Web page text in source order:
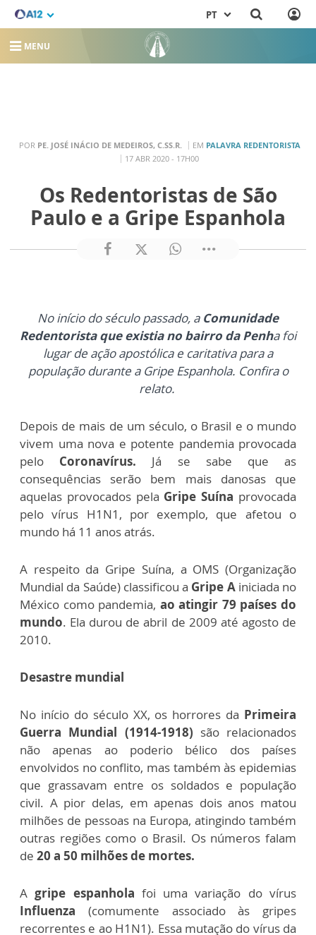
PT
MENU
POR PE. JOSÉ INÁCIO DE MEDEIROS, C.SS.R. EM PALAVRA REDENTORISTA
17 ABR 2020 - 17H00
Os Redentoristas de São
Paulo e a Gripe Espanhola
No início do século passado, a Comunidade
Redentorista que existia no bairro da Penha foi
lugar de ação apostólica e caritativa para a
população durante a Gripe Espanhola. Confira o
relato.
Depois de mais de um século, o Brasil e o mundo
vivem uma nova e potente pandemia provocada
pelo Coronavírus. Já se sabe que as
consequências serão bem mais danosas que
aquelas provocados pela Gripe Suína provocada
pelo vírus H1N1, por exemplo, que afetou o
mundo há 11 anos atrás.
A respeito da Gripe Suína, a OMS (Organização
Mundial da Saúde) classificou a Gripe Ainiciada no
México como pandemia, ao atingir 79 países do
mundo. Ela durou de abril de 2009 até agosto de
2010.
Desastre mundial
No início do século XX, os horrores da Primeira
Guerra Mundial (1914-1918) são relacionados
não apenas ao poderio bélico dos países
envolvidos no conflito, mas também às epidemias
que grassavam entre os soldados e população
civil. A pior delas, em apenas dois anos matou
milhões de pessoas na Europa, atingindo também
outras regiões como o Brasil. Os números falam
de 20 a 50 milhões de mortes.
Agripe espanhola foi uma variação do vírus
Influenza (comumente associado às gripes
recorrentes e ao H1N1). Essa mutação do vírus da